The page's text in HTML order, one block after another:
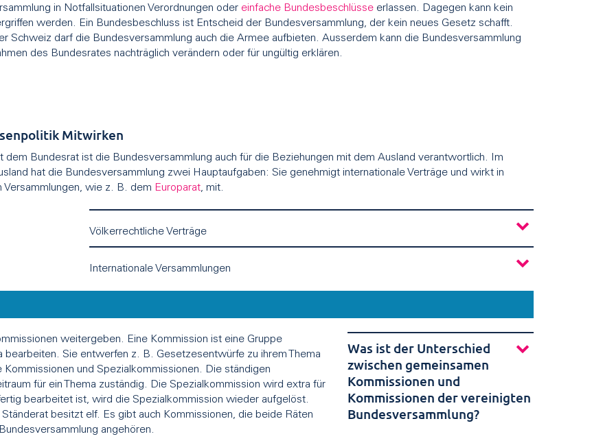
in Notfallsituationen Verordnungen oder einfache Bundesbeschlüsse erlassen. Dagegen kann kein
werden. Ein Bundesbeschluss ist Entscheid der Bundesversammlung, der kein neues Gesetz schafft.
Schweiz darf die Bundesversammlung auch die Armee aufbieten. Ausserdem kann die Bundesversammlung
des Bundesrates nachträglich verändern oder für ungültig erklären.
Mitwirken
dem Bundesrat ist die Bundesversammlung auch für die Beziehungen mit dem Ausland verantwortlich. Im
hat die Bundesversammlung zwei Hauptaufgaben: Sie genehmigt internationale Verträge und wirkt in
Versammlungen, wie z. B. dem Europarat, mit.
Völkerrechtliche Verträge
Internationale Versammlungen
weitergeben. Eine Kommission ist eine Gruppe
Sie entwerfen z. B. Gesetzesentwürfe zu ihrem Thema
und Spezialkommissionen. Die ständigen
für ein Thema zuständig. Die Spezialkommission wird extra für
bearbeitet ist, wird die Spezialkommission wieder aufgelöst.
besitzt elf. Es gibt auch Kommissionen, die beide Räten
angehören.
Was ist der Unterschied
zwischen gemeinsamen
Kommissionen und
Kommissionen der vereinigten
Bundesversammlung?